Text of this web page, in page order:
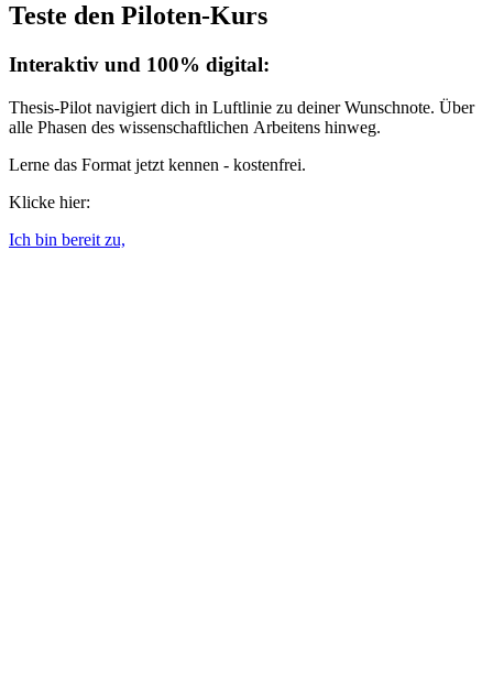
Teste den Piloten-Kurs
Interaktiv und 100% digital:
Thesis-Pilot navigiert dich in Luftlinie zu deiner Wunschnote. Über
alle Phasen des wissenschaftlichen Arbeitens hinweg.
Lerne das Format jetzt kennen - kostenfrei.
Klicke hier:
Ich bin bereit zu,